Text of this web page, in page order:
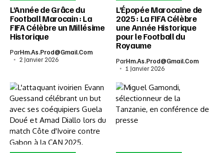
L’Année de Grâce du
Football Marocain : La
FIFA Célèbre un Millésime
Historique
ParHm.as.prod@gmail.com
2 Janvier 2026
L’Épopée Marocaine de
2025 : La FIFA Célèbre
une Année Historique
pour le Football du
Royaume
ParHm.as.prod@gmail.com
1 Janvier 2026